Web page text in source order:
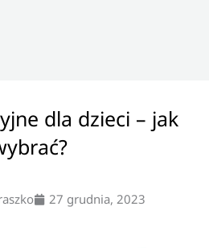
dla dzieci – jak
27 grudnia, 2023